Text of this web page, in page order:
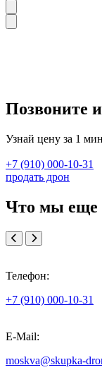
Позвоните
Узнай цену за 1
+7 (910) 000-10-31
продать дрон
Что мы еще
Телефон:
+7 (910) 000-10-31
E-Mail:
moskva@skupka-